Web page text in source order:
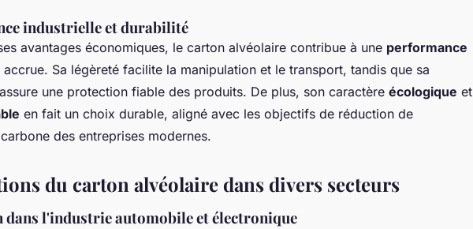
industrielle et durabilité
avantages économiques, le carton alvéolaire contribue à une performance
accrue. Sa légèreté facilite la manipulation et le transport, tandis que sa
une protection fiable des produits. De plus, son caractère écologique et
en fait un choix durable, aligné avec les objectifs de réduction de
des entreprises modernes.
du carton alvéolaire dans divers secteurs
l'industrie automobile et électronique